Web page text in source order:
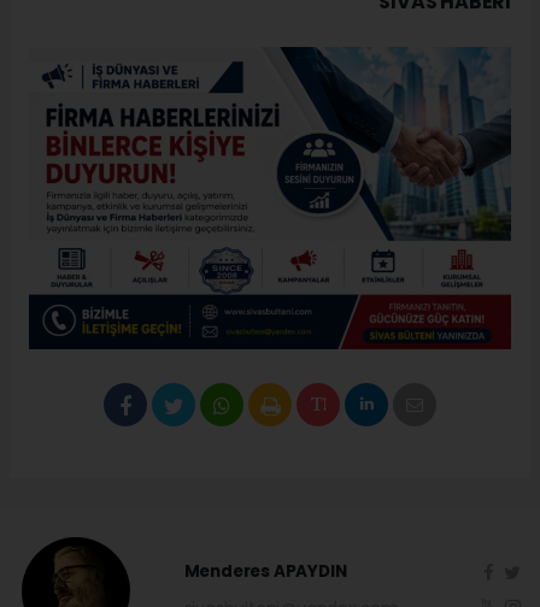
Menderes APAYDIN